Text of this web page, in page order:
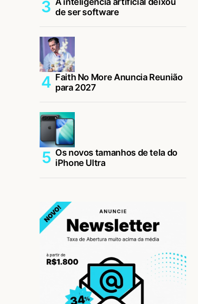
de ser software
Faith No More Anuncia Reunião
para 2027
Os novos tamanhos de tela do
iPhone Ultra